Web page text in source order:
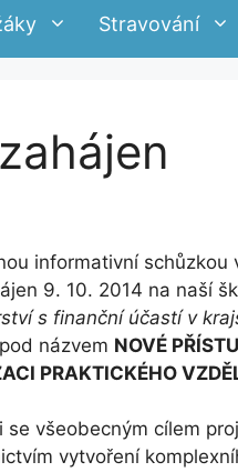
Stravování
informativní schůzkou
9. 10. 2014 na naší
s finanční účastí v
názvem NOVÉ
PRAKTICKÉHO
všeobecným cílem
vytvoření